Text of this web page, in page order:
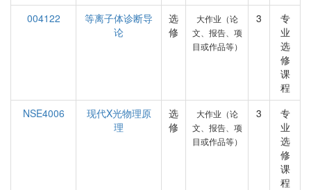
004122
等离子体诊断导
论
选
修
大作业（论
文、报告、项
目或作品等）
3
专
业
选
修
课
程
NSE4006
现代X光物理原
理
选
修
大作业（论
文、报告、项
目或作品等）
3
专
业
选
修
课
程